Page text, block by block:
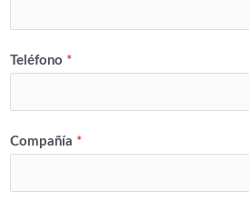
Teléfono *
Compañía *